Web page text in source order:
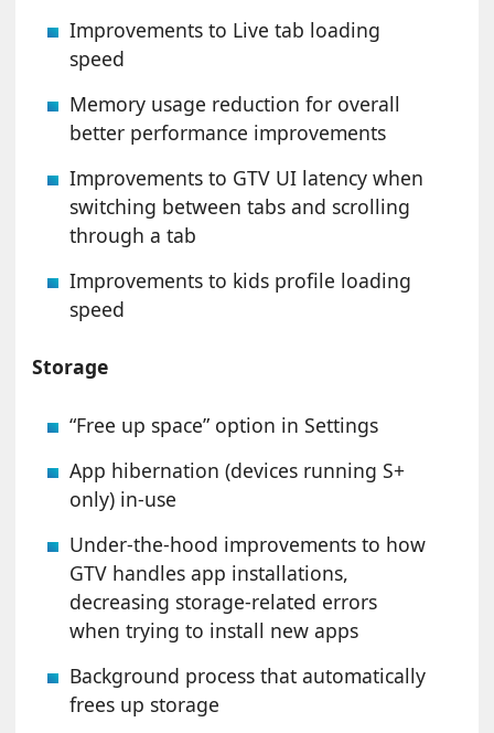
Improvements to Live tab loading
speed
Memory usage reduction for overall
better performance improvements
Improvements to GTV UI latency when
switching between tabs and scrolling
through a tab
Improvements to kids profile loading
speed
Storage
“Free up space” option in Settings
App hibernation (devices running S+
only) in-use
Under-the-hood improvements to how
GTV handles app installations,
decreasing storage-related errors
when trying to install new apps
Background process that automatically
frees up storage